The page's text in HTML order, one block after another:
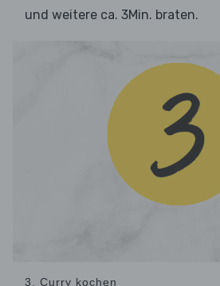
und weitere ca. 3Min. braten.
3. Curry kochen